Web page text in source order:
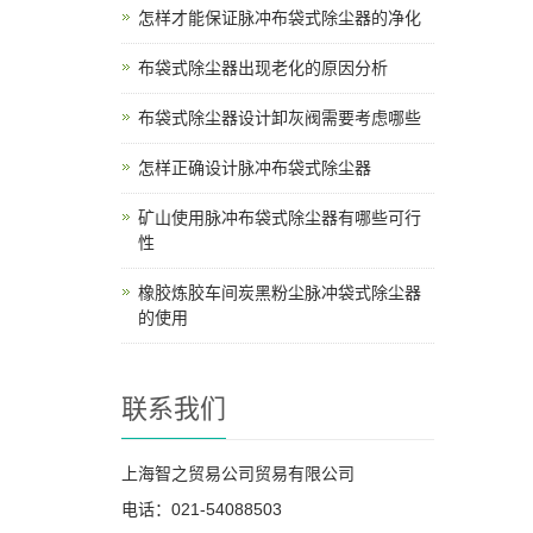
怎样才能保证脉冲布袋式除尘器的净化
布袋式除尘器出现老化的原因分析
布袋式除尘器设计卸灰阀需要考虑哪些
怎样正确设计脉冲布袋式除尘器
矿山使用脉冲布袋式除尘器有哪些可行
性
橡胶炼胶车间炭黑粉尘脉冲袋式除尘器
的使用
联系我们
上海智之贸易公司贸易有限公司
电话：021-54088503